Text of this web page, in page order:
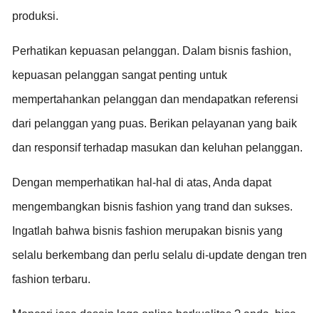
produksi.
Perhatikan kepuasan pelanggan. Dalam bisnis fashion,
kepuasan pelanggan sangat penting untuk
mempertahankan pelanggan dan mendapatkan referensi
dari pelanggan yang puas. Berikan pelayanan yang baik
dan responsif terhadap masukan dan keluhan pelanggan.
Dengan memperhatikan hal-hal di atas, Anda dapat
mengembangkan bisnis fashion yang trand dan sukses.
Ingatlah bahwa bisnis fashion merupakan bisnis yang
selalu berkembang dan perlu selalu di-update dengan tren
fashion terbaru.